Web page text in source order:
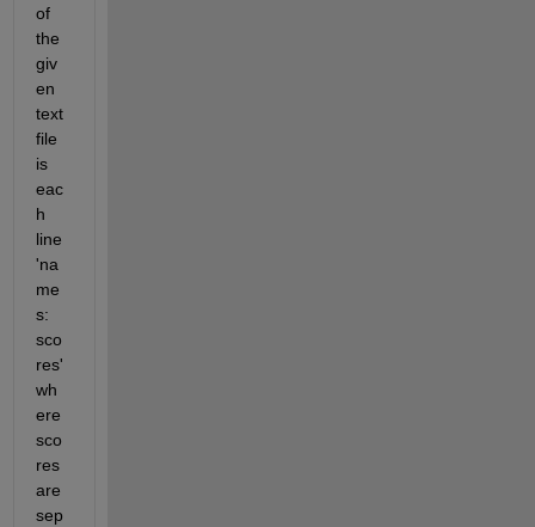
of
the
giv
en
text
file
is
eac
h
line
'na
me
s:
sco
res'
wh
ere
sco
res
are
sep